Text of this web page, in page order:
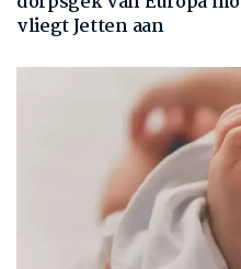
vliegt Jetten aan